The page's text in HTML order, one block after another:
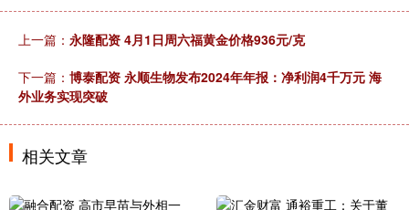
上一篇： 永隆配资 4月1日周六福黄金价格936元/克
下一篇： 博泰配资 永顺生物发布2024年年报：净利润4千万元 海
外业务实现突破
相关文章